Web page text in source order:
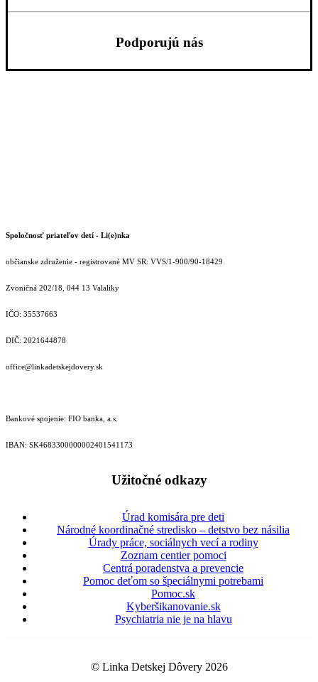
Podporujú nás
Spoločnosť priateľov detí - Li(e)nka
občianske združenie - registrované MV SR: VVS/1-900/90-18429
Zvoničná 202/18, 044 13 Valaliky
IČO: 35537663
DIČ: 2021644878
office@linkadetskejdovery.sk
Bankové spojenie: FIO banka, a.s.
IBAN: SK46833000000­02401541173
Užitočné odkazy
Úrad komisára pre deti
Národné koordinačné stredisko – detstvo bez násilia
Úrady práce, sociálnych vecí a rodiny
Zoznam centier pomoci
Centrá poradenstva a prevencie
Pomoc deťom so špeciálnymi potrebami
Pomoc.sk
Kyberšikanovanie.sk
Psychiatria nie je na hlavu
© Linka Detskej Dôvery 2026